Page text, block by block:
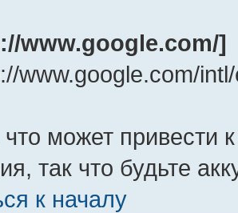
www.google.com/]
www.google.com/
что может
так что будьте
к началу